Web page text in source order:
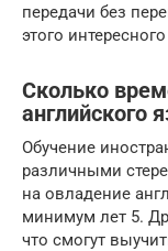
передачи без
этого
Сколько
английского
Обучение
различными
на овладение
минимум лет 5.
что смогут